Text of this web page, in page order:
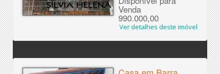
Venda
990.000,00
Ver detalhes deste imóvel